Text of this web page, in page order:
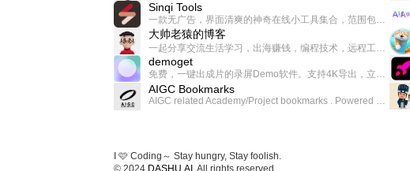
Sinqi Tools
一款无广告，界面清爽的神奇在线小工具集合，范围包括但不限于：开发，设计，日常生活等
大帅老猿的博客
一起分享交流生活学习，出海赚钱，编程技术，远程工作，优秀产品等相关话题。希望大家都能有所收获。
demoget
免费，一键出成片的录屏Demo软件。支持4K导出，立即下载使用。
AIGC Bookmarks
AIGC related Academy/Project bookmarks . Powered by Notion AI (Claude, ChatGPT).
I 🩷 Coding～ Stay hungry, Stay foolish.
© 2024 DASHU.AI . All rights reserved.